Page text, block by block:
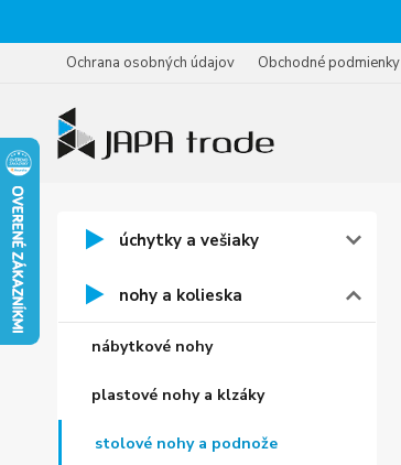
Ochrana osobných údajov Obchodné podmienky
úchytky a vešiaky
nohy a kolieska
nábytkové nohy
plastové nohy a klzáky
stolové nohy a podnože